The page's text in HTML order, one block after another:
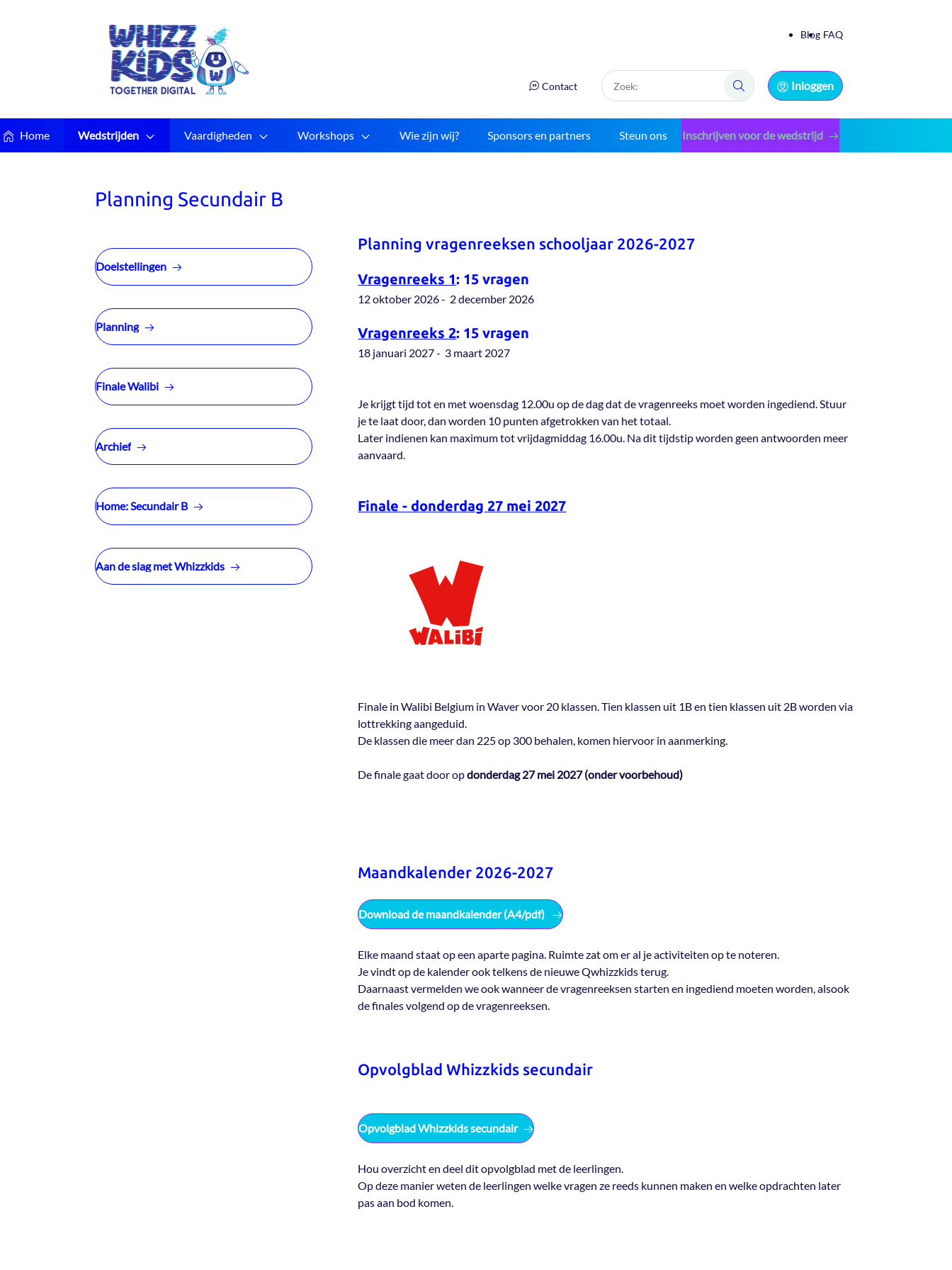
Blog FAQ
Contact
Zoek:
Zoek:
Inloggen
Home Wedstrijden Vaardigheden Workshops Wie zijn wij? Sponsors en partners Steun ons Inschrijven voor de wedstrijd
Planning Secundair B
Planning vragenreeksen schooljaar 2026-2027
Vragenreeks 1: 15 vragen
12 oktober 2026 - 2 december 2026
Vragenreeks 2: 15 vragen
18 januari 2027 - 3 maart 2027
Je krijgt tijd tot en met woensdag 12.00u op de dag dat de vragenreeks moet worden ingediend. Stuur
je te laat door, dan worden 10 punten afgetrokken van het totaal.
Later indienen kan maximum tot vrijdagmiddag 16.00u. Na dit tijdstip worden geen antwoorden meer
aanvaard.
Finale - donderdag 27 mei 2027
Finale in Walibi Belgium in Waver voor 20 klassen. Tien klassen uit 1B en tien klassen uit 2B worden via
lottrekking aangeduid.
De klassen die meer dan 225 op 300 behalen, komen hiervoor in aanmerking.
De finale gaat door opdonderdag 27 mei 2027 (onder voorbehoud)
Maandkalender 2026-2027
Download de maandkalender (A4/pdf)
Elke maand staat op een aparte pagina. Ruimte zat om er al je activiteiten op te noteren.
Je vindt op de kalender ook telkens de nieuwe Qwhizzkids terug.
Daarnaast vermelden we ook wanneer de vragenreeksen starten en ingediend moeten worden, alsook
de finales volgend op de vragenreeksen.
Opvolgblad Whizzkids secundair
Opvolgblad Whizzkids secundair
Hou overzicht en deel dit opvolgblad met de leerlingen.
Op deze manier weten de leerlingen welke vragen ze reeds kunnen maken en welke opdrachten later
pas aan bod komen.
Doelstellingen
Planning
Finale Walibi
Archief
Home: Secundair B
Aan de slag met Whizzkids